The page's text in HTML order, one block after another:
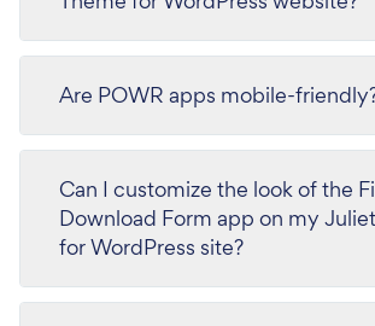
Are POWR apps mobile-
Can I customize the look of the
Download Form app on my
for WordPress site?